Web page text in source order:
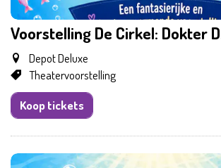
Voorstelling De Cirkel: Dokter
Depot Deluxe
Theatervoorstelling
Koop tickets